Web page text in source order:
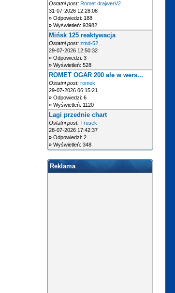
Ostatni post: Romet drajwerV2
31-07-2026 12:28:08
»Odpowiedzi: 188
»Wyświetleń: 93982
Mińsk 125 reaktywacja
Ostatni post: zmd-52
29-07-2026 12:50:32
»Odpowiedzi: 3
»Wyświetleń: 528
ROMET OGAR 200 ale w wers...
Ostatni post: romek
29-07-2026 06:15:21
»Odpowiedzi: 6
»Wyświetleń: 1120
Lagi przednie chart
Ostatni post: Trusek
28-07-2026 17:42:37
»Odpowiedzi: 2
»Wyświetleń: 348
Reklama